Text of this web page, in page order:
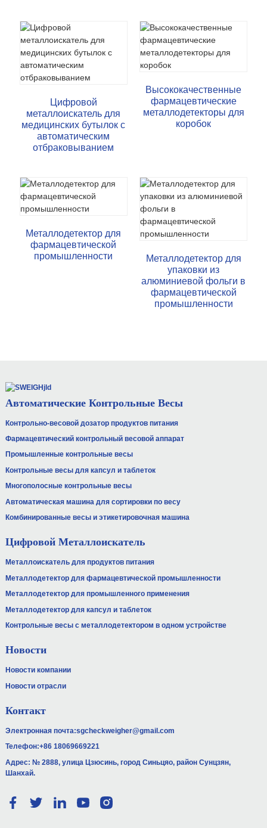
Цифровой
металлоискатель для
медицинских бутылок с
автоматическим
отбраковыванием
Высококачественные
фармацевтические
металлодетекторы для
коробок
Металлодетектор для
фармацевтической
промышленности
Металлодетектор для
упаковки из
алюминиевой фольги в
фармацевтической
промышленности
Автоматические Контрольные Весы
Контрольно-весовой дозатор продуктов питания
Фармацевтический контрольный весовой аппарат
Промышленные контрольные весы
Контрольные весы для капсул и таблеток
Многополосные контрольные весы
Автоматическая машина для сортировки по весу
Комбинированные весы и этикетировочная машина
Цифровой Металлоискатель
Металлоискатель для продуктов питания
Металлодетектор для фармацевтической промышленности
Металлодетектор для промышленного применения
Металлодетектор для капсул и таблеток
Контрольные весы с металлодетектором в одном устройстве
Новости
Новости компании
Новости отрасли
Контакт
Электронная почта:sgcheckweigher@gmail.com
Телефон:+86 18069669221
Адрес: № 2888, улица Цзюсинь, город Синьцяо, район Сунцзян,
Шанхай.